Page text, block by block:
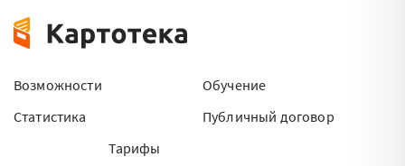
Возможности
Статистика
Тарифы
Обучение
Публичный договор